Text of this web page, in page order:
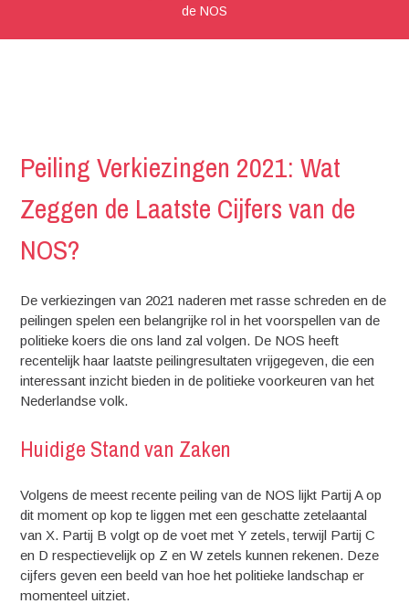
de NOS
Peiling Verkiezingen 2021: Wat
Zeggen de Laatste Cijfers van de
NOS?
De verkiezingen van 2021 naderen met rasse schreden en de
peilingen spelen een belangrijke rol in het voorspellen van de
politieke koers die ons land zal volgen. De NOS heeft
recentelijk haar laatste peilingresultaten vrijgegeven, die een
interessant inzicht bieden in de politieke voorkeuren van het
Nederlandse volk.
Huidige Stand van Zaken
Volgens de meest recente peiling van de NOS lijkt Partij A op
dit moment op kop te liggen met een geschatte zetelaantal
van X. Partij B volgt op de voet met Y zetels, terwijl Partij C
en D respectievelijk op Z en W zetels kunnen rekenen. Deze
cijfers geven een beeld van hoe het politieke landschap er
momenteel uitziet.